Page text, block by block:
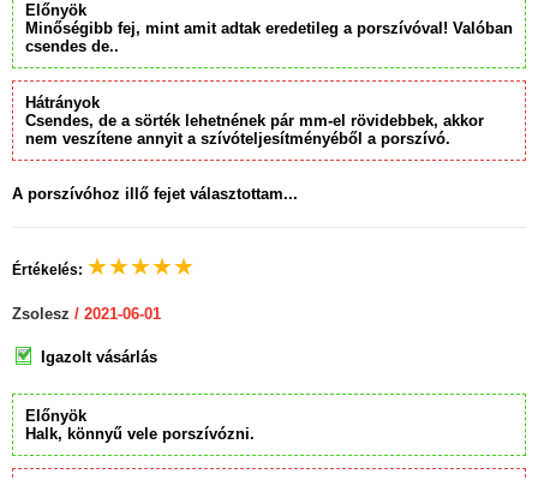
Előnyök
Minőségibb fej, mint amit adtak eredetileg a porszívóval! Valóban
csendes de..
Hátrányok
Csendes, de a sörték lehetnének pár mm-el rövidebbek, akkor
nem veszítene annyit a szívóteljesítményéből a porszívó.
A porszívóhoz illő fejet választottam...
Értékelés: ★★★★★
Zsolesz / 2021-06-01
Igazolt vásárlás
Előnyök
Halk, könnyű vele porszívózni.